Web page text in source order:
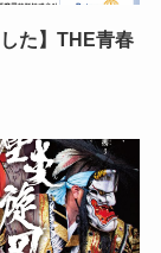
した】THE青春